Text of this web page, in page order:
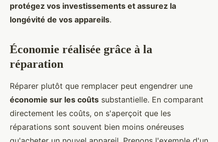
protégez vos investissements et assurez la
longévité de vos appareils.
Économie réalisée grâce à la
réparation
Réparer plutôt que remplacer peut engendrer une
économie sur les coûts substantielle. En comparant
directement les coûts, on s'aperçoit que les
réparations sont souvent bien moins onéreuses